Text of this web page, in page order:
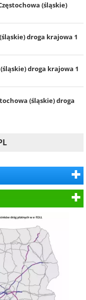
(śląskie)
droga krajowa 1
droga krajowa 1
(śląskie) droga